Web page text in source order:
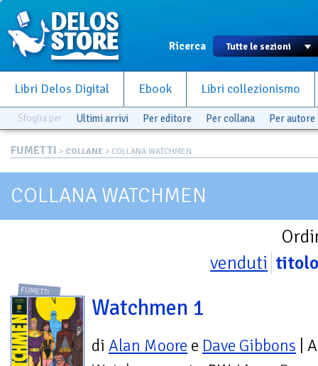
Ricerca
Libri Delos Digital Ebook Libri collezionismo
Sfoglia per Ultimi arrivi Per editore Per collana Per autore
FUMETTI > COLLANE > COLLANA WATCHMEN
COLLANA WATCHMEN
venduti titolo
FUMETTI
Watchmen 1
di Alan Moore e Dave Gibbons |